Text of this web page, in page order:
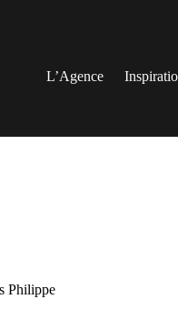
L’Agence
Philippe